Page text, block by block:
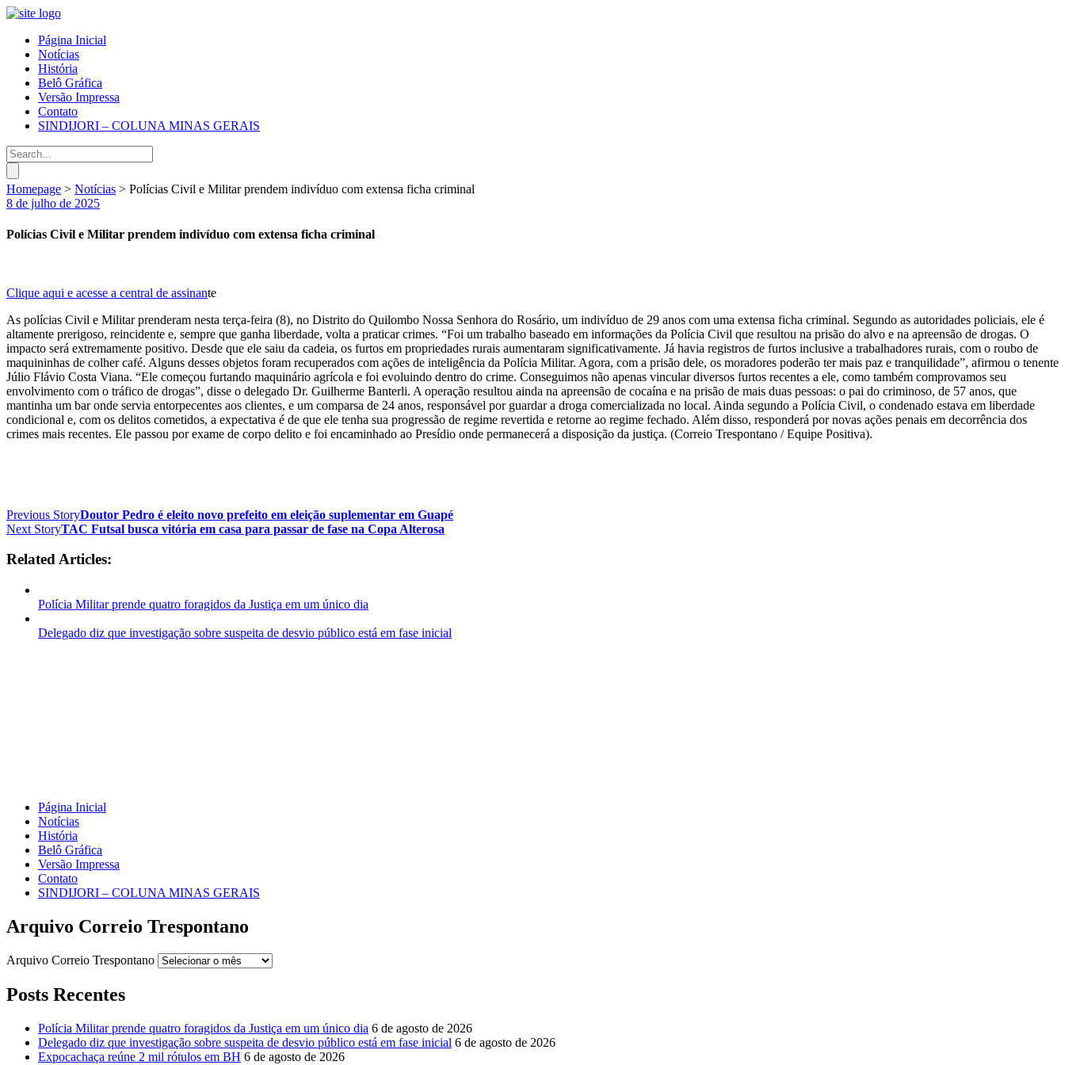
Página Inicial
Notícias
História
Belô Gráfica
Versão Impressa
Contato
SINDIJORI – COLUNA MINAS GERAIS
Homepage > Notícias > Polícias Civil e Militar prendem indivíduo com extensa ficha criminal
8 de julho de 2025
Polícias Civil e Militar prendem indivíduo com extensa ficha criminal
Clique aqui e acesse a central de assinante
As polícias Civil e Militar prenderam nesta terça-feira (8), no Distrito do Quilombo Nossa Senhora do Rosário, um indivíduo de 29 anos com uma extensa ficha criminal. Segundo as autoridades policiais, ele é
altamente prerigoso, reincidente e, sempre que ganha liberdade, volta a praticar crimes. “Foi um trabalho baseado em informações da Polícia Civil que resultou na prisão do alvo e na apreensão de drogas. O
impacto será extremamente positivo. Desde que ele saiu da cadeia, os furtos em propriedades rurais aumentaram significativamente. Já havia registros de furtos inclusive a trabalhadores rurais, com o roubo de
maquininhas de colher café. Alguns desses objetos foram recuperados com ações de inteligência da Polícia Militar. Agora, com a prisão dele, os moradores poderão ter mais paz e tranquilidade”, afirmou o tenente
Júlio Flávio Costa Viana. “Ele começou furtando maquinário agrícola e foi evoluindo dentro do crime. Conseguimos não apenas vincular diversos furtos recentes a ele, como também comprovamos seu
envolvimento com o tráfico de drogas”, disse o delegado Dr. Guilherme Banterli. A operação resultou ainda na apreensão de cocaína e na prisão de mais duas pessoas: o pai do criminoso, de 57 anos, que
mantinha um bar onde servia entorpecentes aos clientes, e um comparsa de 24 anos, responsável por guardar a droga comercializada no local. Ainda segundo a Polícia Civil, o condenado estava em liberdade
condicional e, com os delitos cometidos, a expectativa é de que ele tenha sua progressão de regime revertida e retorne ao regime fechado. Além disso, responderá por novas ações penais em decorrência dos
crimes mais recentes. Ele passou por exame de corpo delito e foi encaminhado ao Presídio onde permanecerá a disposição da justiça. (Correio Trespontano / Equipe Positiva).
Previous StoryDoutor Pedro é eleito novo prefeito em eleição suplementar em Guapé
Next StoryTAC Futsal busca vitória em casa para passar de fase na Copa Alterosa
Related Articles:
Polícia Militar prende quatro foragidos da Justiça em um único dia
Delegado diz que investigação sobre suspeita de desvio público está em fase inicial
Página Inicial
Notícias
História
Belô Gráfica
Versão Impressa
Contato
SINDIJORI – COLUNA MINAS GERAIS
Arquivo Correio Trespontano
Arquivo Correio Trespontano
Posts Recentes
Polícia Militar prende quatro foragidos da Justiça em um único dia 6 de agosto de 2026
Delegado diz que investigação sobre suspeita de desvio público está em fase inicial 6 de agosto de 2026
Expocachaça reúne 2 mil rótulos em BH 6 de agosto de 2026